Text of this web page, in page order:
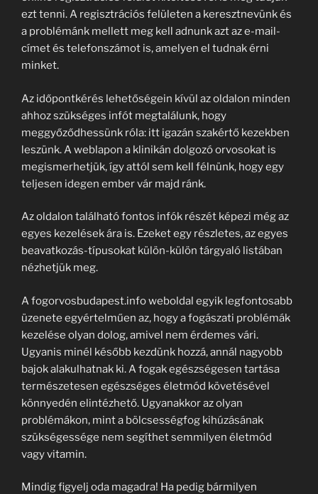
ezt tenni. A regisztrációs felületen a keresztnevünk és
a problémánk mellett meg kell adnunk azt az e-mail-
címet és telefonszámot is, amelyen el tudnak érni
minket.
Az időpontkérés lehetőségein kívül az oldalon minden
ahhoz szükséges infót megtalálunk, hogy
meggyőződhessünk róla: itt igazán szakértő kezekben
leszünk. A weblapon a klinikán dolgozó orvosokat is
megismerhetjük, így attól sem kell félnünk, hogy egy
teljesen idegen ember vár majd ránk.
Az oldalon található fontos infók részét képezi még az
egyes kezelések ára is. Ezeket egy részletes, az egyes
beavatkozás-típusokat külön-külön tárgyaló listában
nézhetjük meg.
A fogorvosbudapest.info weboldal egyik legfontosabb
üzenete egyértelműen az, hogy a fogászati problémák
kezelése olyan dolog, amivel nem érdemes vári.
Ugyanis minél később kezdünk hozzá, annál nagyobb
bajok alakulhatnak ki. A fogak egészségesen tartása
természetesen egészséges életmód követésével
könnyedén elintézhető. Ugyanakkor az olyan
problémákon, mint a bölcsességfog kihúzásának
szükségessége nem segíthet semmilyen életmód
vagy vitamin.
Mindig figyelj oda magadra! Ha pedig bármilyen